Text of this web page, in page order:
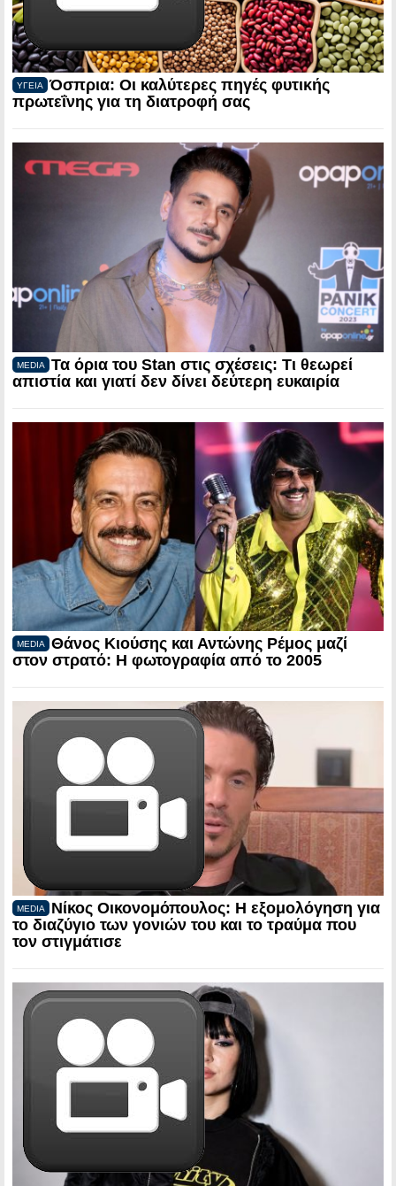
ΥΓΕΙΑ
Όσπρια: Οι καλύτερες πηγές φυτικής
πρωτεΐνης για τη διατροφή σας
MEDIA
Τα όρια του Stan στις σχέσεις: Τι θεωρεί
απιστία και γιατί δεν δίνει δεύτερη ευκαιρία
MEDIA
Θάνος Κιούσης και Αντώνης Ρέμος μαζί
στον στρατό: Η φωτογραφία από το 2005
MEDIA
Νίκος Οικονομόπουλος: Η εξομολόγηση για
το διαζύγιο των γονιών του και το τραύμα που
τον στιγμάτισε